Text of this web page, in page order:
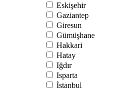
Eskişehir
Gaziantep
Giresun
Gümüşhane
Hakkari
Hatay
Iğdır
Isparta
İstanbul